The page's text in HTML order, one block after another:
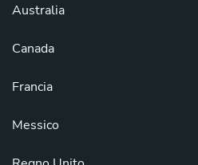
Australia
Canada
Francia
Messico